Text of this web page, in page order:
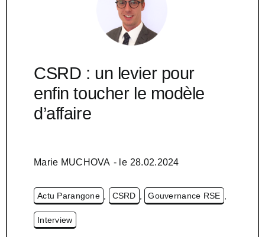
CSRD : un levier pour
enfin toucher le modèle
d’affaire
Marie MUCHOVA - le 28.02.2024
Actu Parangone CSRD Gouvernance RSE
Interview